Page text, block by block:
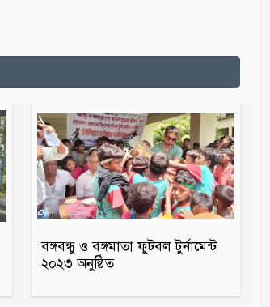
বঙ্গবন্ধু ও বঙ্গমাতা ফুটবল টুর্নামেন্ট
২০২৩ অনুষ্ঠিত